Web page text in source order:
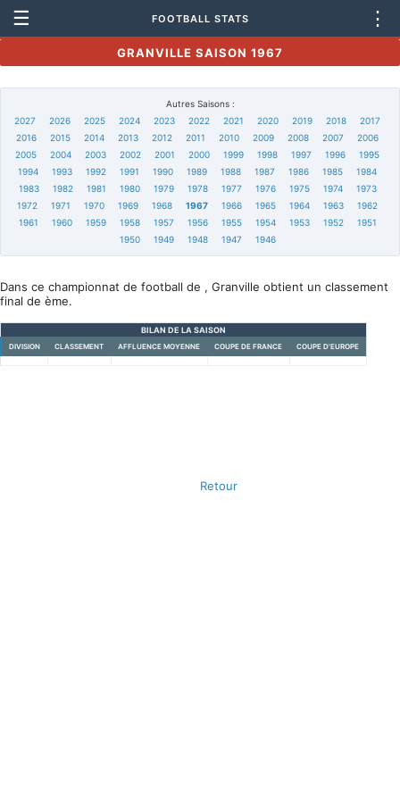
☰ FOOTBALL STATS ⋮
GRANVILLE SAISON 1967
Autres Saisons :
2027
2026 2025 2024 2023 2022 2021 2020 2019 2018
2017
2016
2015 2014 2013 2012 2011 2010 2009 2008 2007
2006
2005
2004 2003 2002 2001 2000 1999 1998 1997 1996
1995
1994
1993 1992 1991 1990 1989 1988 1987 1986 1985
1984
1983
1982 1981 1980 1979 1978 1977 1976 1975 1974
1973
1972
1971 1970 1969 1968 1967 1966 1965 1964 1963
1962
1961
1960 1959 1958 1957 1956 1955 1954 1953 1952
1951
1950
1949 1948 1947 1946
Dans ce championnat de football de , Granville obtient un classement
final de ème.
BILAN DE LA SAISON
DIVISION CLASSEMENT AFFLUENCE MOYENNE COUPE DE FRANCE COUPE D'EUROPE
Retour